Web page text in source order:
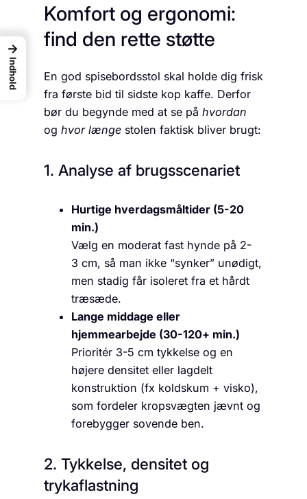
Komfort og ergonomi:
find den rette støtte
En god spisebordsstol skal holde dig frisk
fra første bid til sidste kop kaffe. Derfor
bør du begynde med at se på hvordan
og hvor længe stolen faktisk bliver brugt:
1. Analyse af brugsscenariet
Hurtige hverdagsmåltider (5-20
min.)
Vælg en moderat fast hynde på 2-
3 cm, så man ikke “synker” unødigt,
men stadig får isoleret fra et hårdt
træsæde.
Lange middage eller
hjemmearbejde (30-120+ min.)
Prioritér 3-5 cm tykkelse og en
højere densitet eller lagdelt
konstruktion (fx koldskum + visko),
som fordeler kropsvægten jævnt og
forebygger sovende ben.
2. Tykkelse, densitet og
trykaflastning
→
Indhold